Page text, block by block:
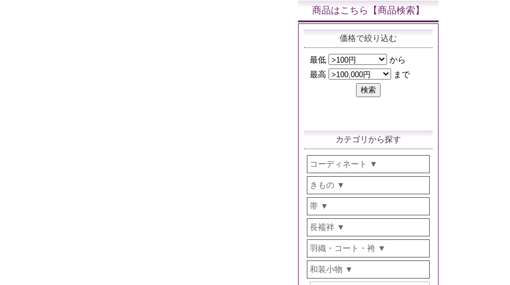
商品はこちら【商品検索】
価格で絞り込む
カテゴリから探す
コーディネート
きもの
帯
長襦袢
羽織・コート・袴
和装小物